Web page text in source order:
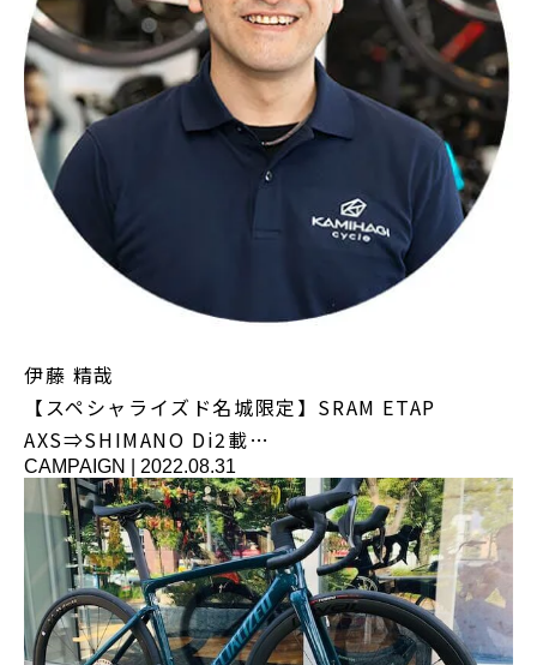
伊藤 精哉
【スペシャライズド名城限定】SRAM ETAP
AXS⇒SHIMANO Di2載…
CAMPAIGN 2022.08.31